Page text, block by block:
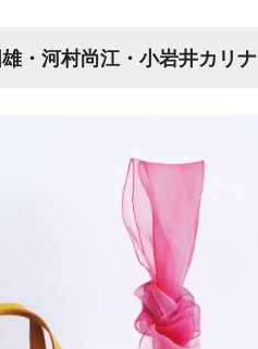
・河村尚江・小岩井カリナ